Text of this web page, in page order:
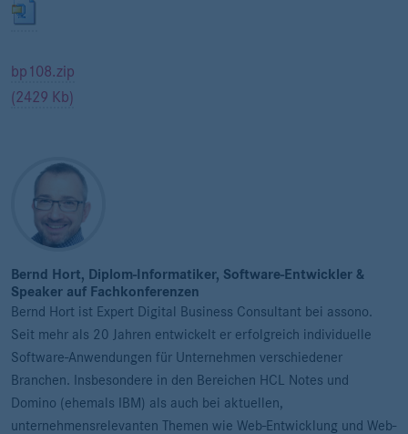
bp108.zip
(2429 Kb)
Bernd Hort, Diplom-Informatiker, Software-Entwickler &
Speaker auf Fachkonferenzen
Bernd Hort ist Expert Digital Business Consultant bei assono.
Seit mehr als 20 Jahren entwickelt er erfolgreich individuelle
Software-Anwendungen für Unternehmen verschiedener
Branchen. Insbesondere in den Bereichen HCL Notes und
Domino (ehemals IBM) als auch bei aktuellen,
unternehmensrelevanten Themen wie Web-Entwicklung und Web-